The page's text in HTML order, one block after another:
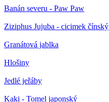
Banán severu - Paw Paw
Ziziphus Jujuba - cicimek čínský
Granátová jablka
Hlošiny
Jedlé jeřáby
Kaki - Tomel japonský